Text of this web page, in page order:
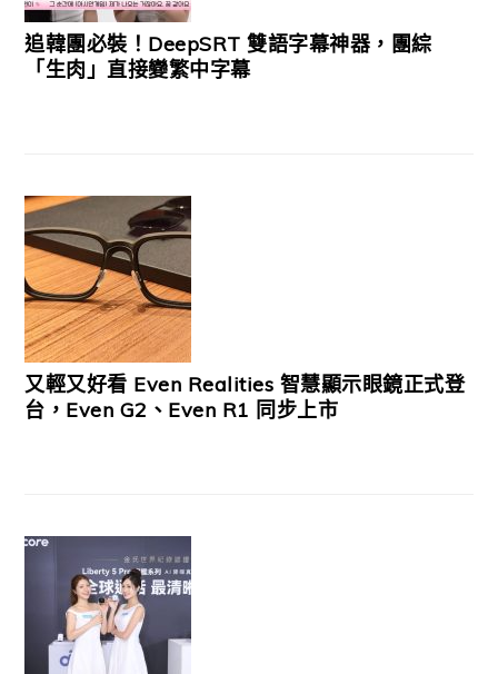
追韓團必裝！DeepSRT 雙語字幕神器，團綜
「生肉」直接變繁中字幕
又輕又好看 Even Realities 智慧顯示眼鏡正式登
台，Even G2、Even R1 同步上市